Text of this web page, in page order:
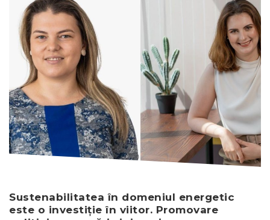
Sustenabilitatea în domeniul energetic
este o investiție în viitor. Promovare